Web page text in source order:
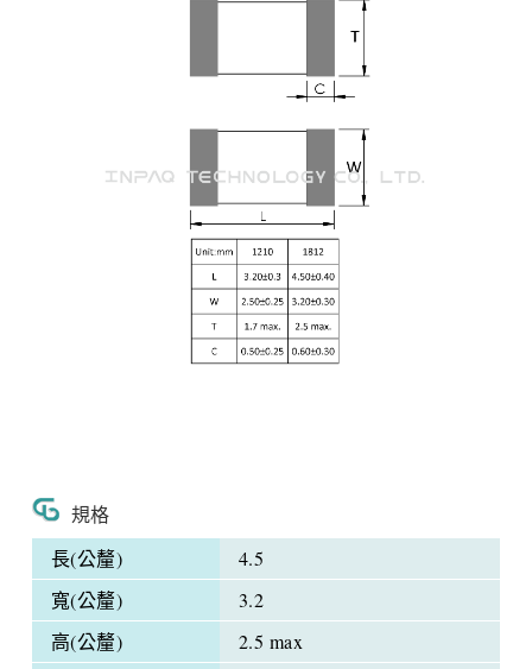
規格
長(公釐)
4.5
寬(公釐)
3.2
高(公釐)
2.5 max